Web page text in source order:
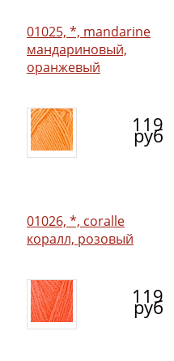
01025, *, mandarine
мандариновый,
оранжевый
119
руб
01026, *, coralle
коралл, розовый
119
руб